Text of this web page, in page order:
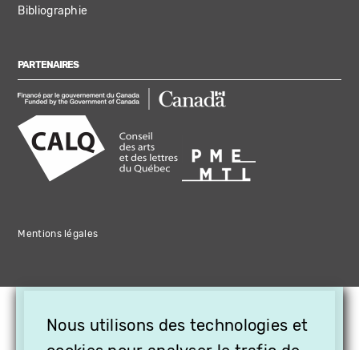
Bibliographie
PARTENAIRES
Mentions légales
Nous utilisons des technologies et
OFFREZ LA VIDÉO EN